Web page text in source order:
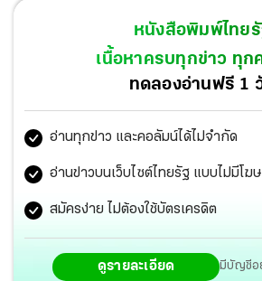
สภามหาวิทยาลัยศรีนครินทรวิโรฒ ร่วมเ
“สมเด็จพระเจ้าลูกเธอ เจ้าฟ้าสิริวัณณวรี
กัญญา” เนื่องในโอกาสทูลเกล้าฯถวาย
ศาสตรดุษฎีบัณฑิตกิตติมศักดิ์ สาขาวิช
ออกแบบแฟชั่น
หนังสือพิมพ์ไทย
เนื้อหาครบทุกข่าว ทุก
ทดลองอ่านฟรี 1
อ่านทุกข่าว และคอลัมน์ได้ไม่จำกัด
อ่านข่าวบนเว็บไซต์ไทยรัฐ แบบไม่มีโ
สมัครง่าย ไม่ต้องใช้บัตรเครดิต
ดูรายละเอียด มีบัญชีอ